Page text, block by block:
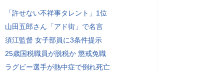
「許せない不祥事タレント」1位
山田五郎さん「アド街」で名言
須江監督 女子部員に3条件提示
25歳国税職員が脱税か 懲戒免職
ラグビー選手が熱中症で倒れ死亡